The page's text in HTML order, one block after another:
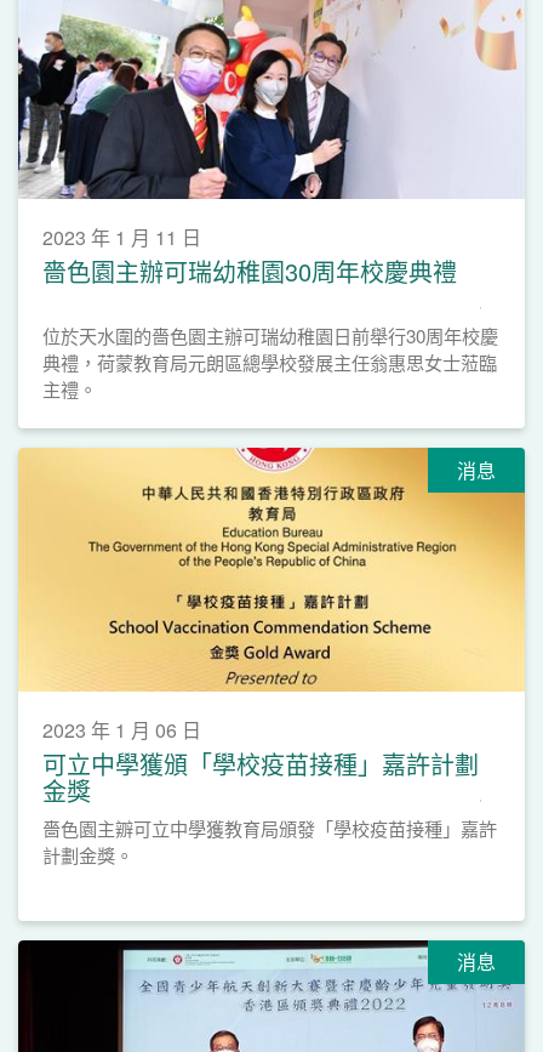
2023 年 1 月 11 日
嗇色園主辦可瑞幼稚園30周年校慶典禮
位於天水圍的嗇色園主辦可瑞幼稚園日前舉行30周年校慶
典禮，荷蒙教育局元朗區總學校發展主任翁惠思女士蒞臨
主禮。
消息
2023 年 1 月 06 日
可立中學獲頒「學校疫苗接種」嘉許計劃
金獎
嗇色園主辧可立中學獲教育局頒發「學校疫苗接種」嘉許
計劃金獎。
消息